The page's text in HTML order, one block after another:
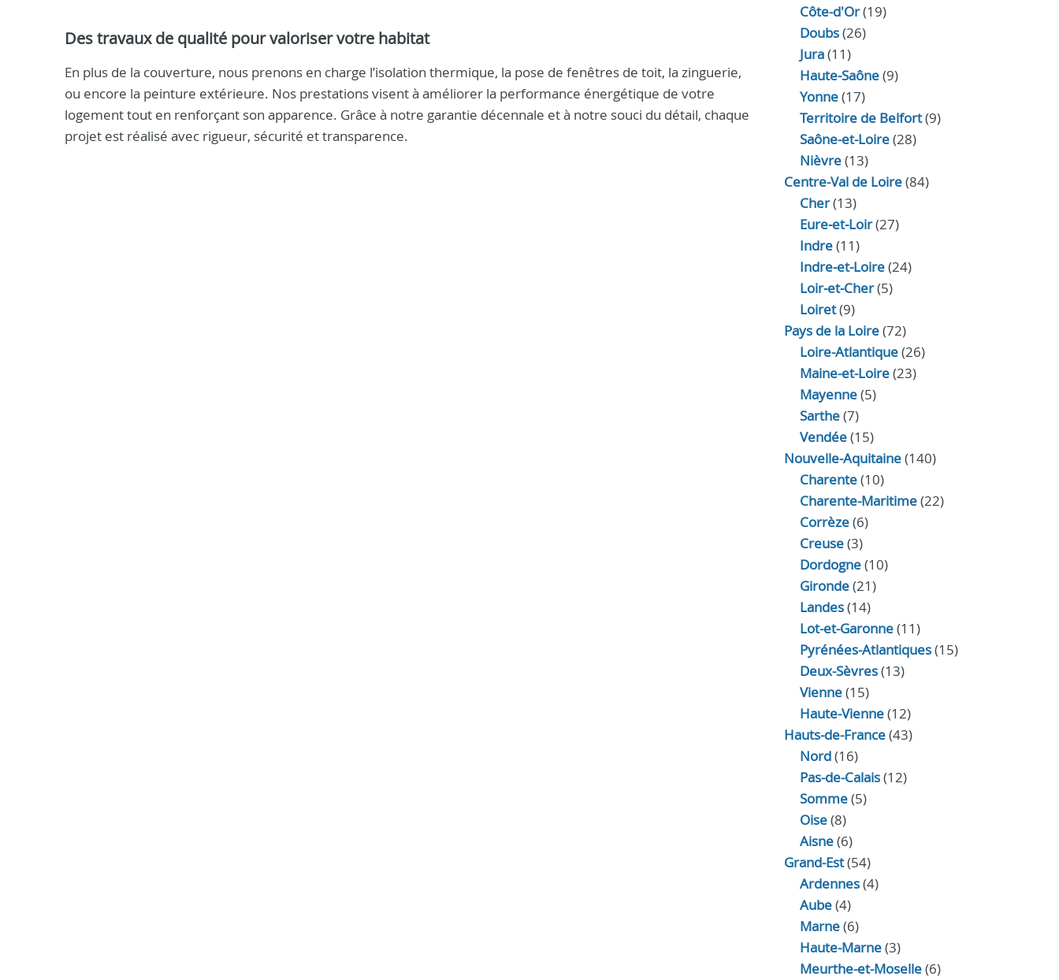
Des travaux de qualité pour valoriser votre habitat
En plus de la couverture, nous prenons en charge l’isolation thermique, la pose de fenêtres de toit, la zinguerie,
ou encore la peinture extérieure. Nos prestations visent à améliorer la performance énergétique de votre
logement tout en renforçant son apparence. Grâce à notre garantie décennale et à notre souci du détail, chaque
projet est réalisé avec rigueur, sécurité et transparence.
Côte-d'Or(19)
Doubs(26)
Jura(11)
Haute‑Saône(9)
Yonne(17)
Territoire de Belfort(9)
Saône-et-Loire(28)
Nièvre(13)
Centre-Val de Loire(84)
Cher(13)
Eure‑et‑Loir(27)
Indre(11)
Indre‑et‑Loire(24)
Loir‑et‑Cher(5)
Loiret(9)
Pays de la Loire(72)
Loire-Atlantique(26)
Maine-et-Loire(23)
Mayenne(5)
Sarthe(7)
Vendée(15)
Nouvelle-Aquitaine(140)
Charente(10)
Charente-Maritime(22)
Corrèze(6)
Creuse(3)
Dordogne(10)
Gironde(21)
Landes(14)
Lot-et-Garonne(11)
Pyrénées-Atlantiques(15)
Deux-Sèvres(13)
Vienne(15)
Haute-Vienne(12)
Hauts-de-France(43)
Nord(16)
Pas-de-Calais(12)
Somme(5)
Oise(8)
Aisne(6)
Grand-Est(54)
Ardennes(4)
Aube(4)
Marne(6)
Haute-Marne(3)
Meurthe-et-Moselle(6)